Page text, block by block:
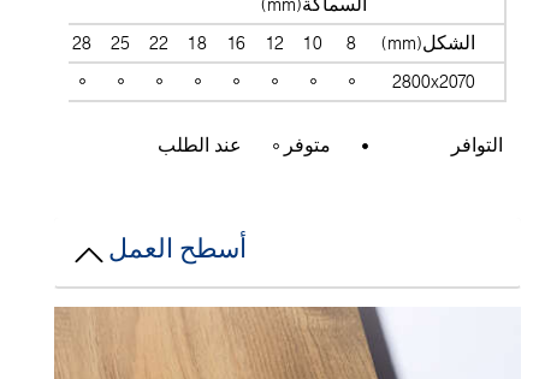
الشكل(mm)
8
10
12
16
18
22
25
28
30
2800x2070
التوافر متوفر عند الطلب
أسطح العمل